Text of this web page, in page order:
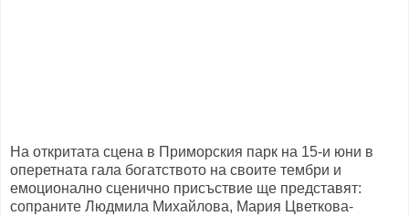
На откритата сцена в Приморския парк на 15-и юни в
оперетната гала богатството на своите тембри и
емоционално сценично присъствие ще представят:
сопраните Людмила Михайлова, Мария Цветкова-